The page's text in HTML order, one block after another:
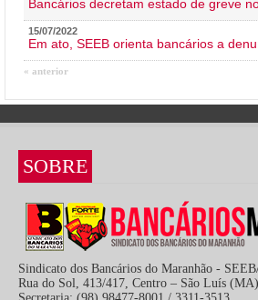
Bancários decretam estado de greve
15/07/2022
Em ato, SEEB orienta bancários a
« anterior
SOBRE
Sindicato dos Bancários do Maranhão -
Rua do Sol, 413/417, Centro – São Luís (MA)